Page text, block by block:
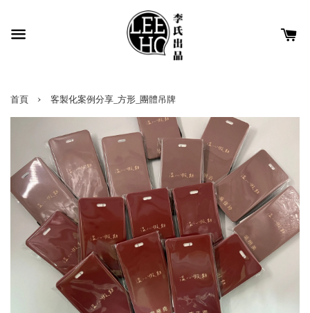
首頁 › 客製化案例分享_方形_團體吊牌